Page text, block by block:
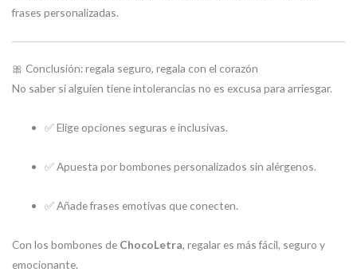
frases personalizadas.
🎀 Conclusión: regala seguro, regala con el corazón
No saber si alguien tiene intolerancias no es excusa para arriesgar.
✅ Elige opciones seguras e inclusivas.
✅ Apuesta por bombones personalizados sin alérgenos.
✅ Añade frases emotivas que conecten.
Con los bombones de ChocoLetra, regalar es más fácil, seguro y
emocionante.